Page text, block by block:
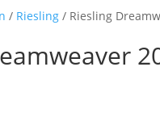
/ Riesling / Riesling